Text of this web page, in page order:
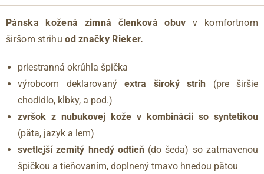
Pánska kožená zimná členková obuv v komfortnom
širšom strihuod značky Rieker.
priestranná okrúhla špička
výrobcom deklarovaný extra široký strih (pre širšie
chodidlo, kĺbky, a pod.)
zvršok z nubukovej kože v kombinácii so syntetikou
(päta, jazyk a lem)
svetlejší zemitý hnedý odtieň(do šeda) so zatmavenou
špičkou a tieňovaním, doplnený tmavo hnedou pätou